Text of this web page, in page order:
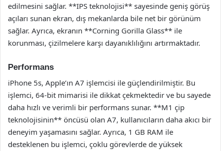
edilmesini sağlar. **IPS teknolojisi** sayesinde geniş görüş
açıları sunan ekran, dış mekanlarda bile net bir görünüm
sağlar. Ayrıca, ekranın **Corning Gorilla Glass** ile
korunması, çizilmelere karşı dayanıklılığını artırmaktadır.
Performans
iPhone 5s, Apple’ın A7 işlemcisi ile güçlendirilmiştir. Bu
işlemci, 64-bit mimarisi ile dikkat çekmektedir ve bu sayede
daha hızlı ve verimli bir performans sunar. **M1 çip
teknolojisinin** öncüsü olan A7, kullanıcıların daha akıcı bir
deneyim yaşamasını sağlar. Ayrıca, 1 GB RAM ile
desteklenen bu işlemci, çoklu görevlerde de yüksek